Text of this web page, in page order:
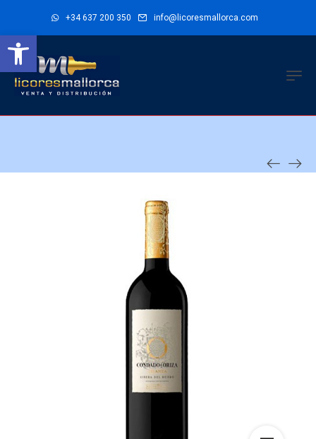
Abrir barra de herramientas
+34 637 200 350 info@licoresmallorca.com